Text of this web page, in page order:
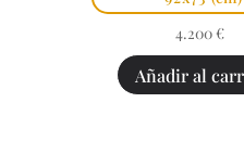
4.200 €
Añadir al